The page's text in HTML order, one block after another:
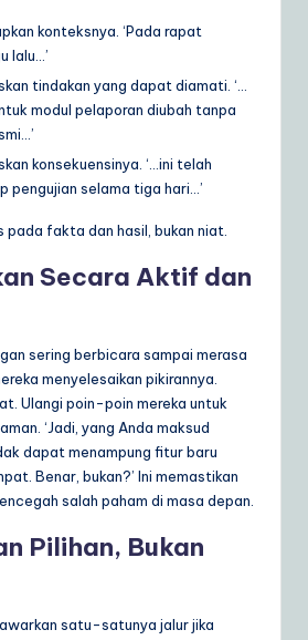
konteksnya. ‘Pada rapat
lalu…’
tindakan yang dapat diamati. ‘…
modul pelaporan diubah tanpa
konsekuensinya. ‘…ini telah
pengujian selama tiga hari…’
fakta dan hasil, bukan niat.
Secara Aktif dan
sering berbicara sampai merasa
menyelesaikan pikirannya.
Ulangi poin-poin mereka untuk
‘Jadi, yang Anda maksud
dapat menampung fitur baru
Benar, bukan?’ Ini memastikan
salah paham di masa depan.
Pilihan, Bukan
satu-satunya jalur jika